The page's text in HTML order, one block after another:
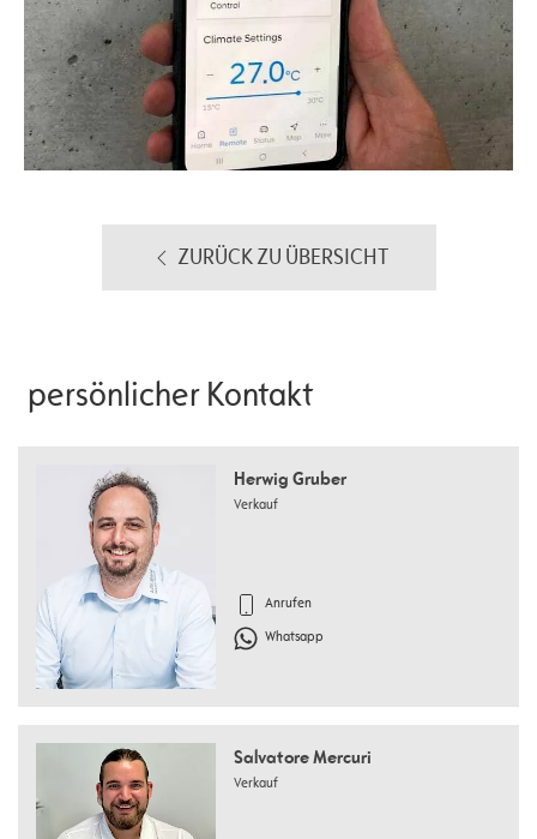
ZURÜCK ZU ÜBERSICHT
persönlicher Kontakt
Herwig Gruber
Verkauf
Anrufen
Whatsapp
Salvatore Mercuri
Verkauf